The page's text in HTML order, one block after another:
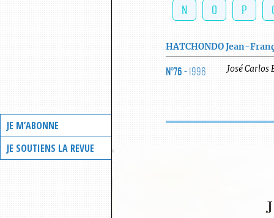
JE M’ABONNE
JE SOUTIENS LA REVUE
N
O P
HATCHONDO Jean-
N°76- 1996 José Carlos